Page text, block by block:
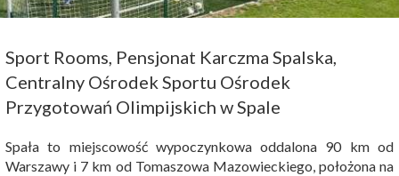
Sport Rooms, Pensjonat Karczma Spalska,
Centralny Ośrodek Sportu Ośrodek
Przygotowań Olimpijskich w Spale
Spała to miejscowość wypoczynkowa oddalona 90 km od
Warszawy i 7 km od Tomaszowa Mazowieckiego, położona na